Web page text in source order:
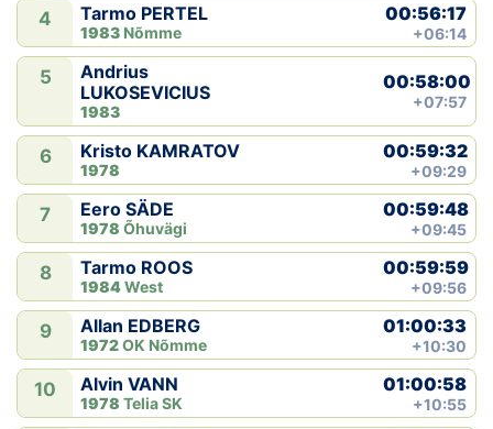
4 Tarmo PERTEL
1983 Nõmme
00:56:17
+06:14
5
Andrius
LUKOSEVICIUS
1983
00:58:00
+07:57
6 Kristo KAMRATOV
1978
00:59:32
+09:29
7 Eero SÄDE
1978 Õhuvägi
00:59:48
+09:45
8 Tarmo ROOS
1984West
00:59:59
+09:56
9 Allan EDBERG
1972OK Nõmme
01:00:33
+10:30
10 Alvin VANN
1978 Telia SK
01:00:58
+10:55